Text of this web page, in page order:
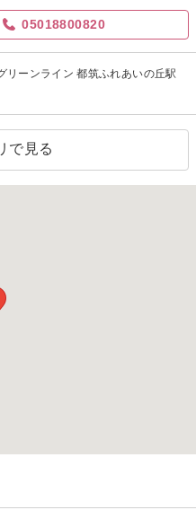
05018800820
リーンライン 都筑ふれあいの丘駅
で見る